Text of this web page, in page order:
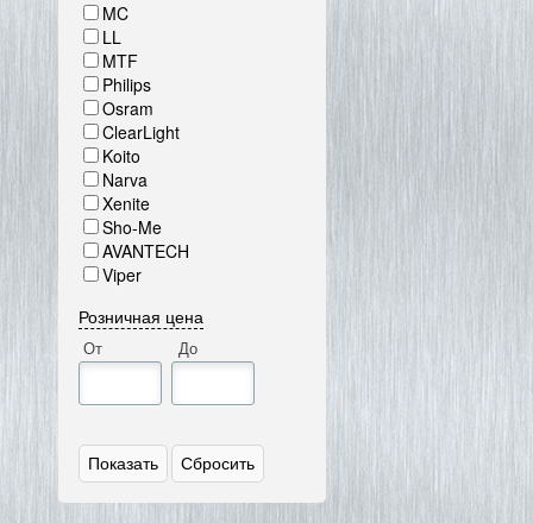
MC
LL
MTF
Philips
Osram
ClearLight
Koito
Narva
Xenite
Sho-Me
AVANTECH
Viper
Розничная цена
От До